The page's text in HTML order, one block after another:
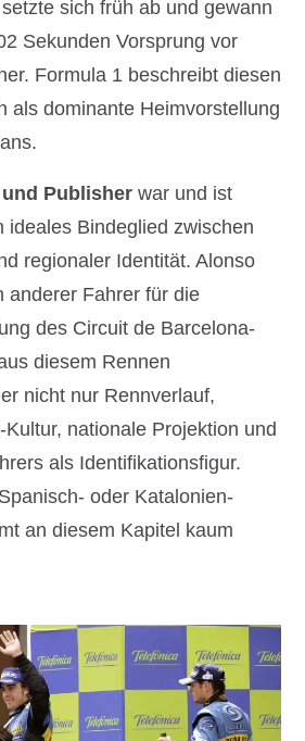
sich früh ab und gewann
Sekunden Vorsprung vor
Formula 1 beschreibt diesen
als dominante Heimvorstellung
Publisher war und ist
ideales Bindeglied zwischen
regionaler Identität. Alonso
anderer Fahrer für die
des Circuit de Barcelona-
diesem Rennen
nicht nur Rennverlauf,
nationale Projektion und
als Identifikationsfigur.
oder Katalonien-
an diesem Kapitel kaum